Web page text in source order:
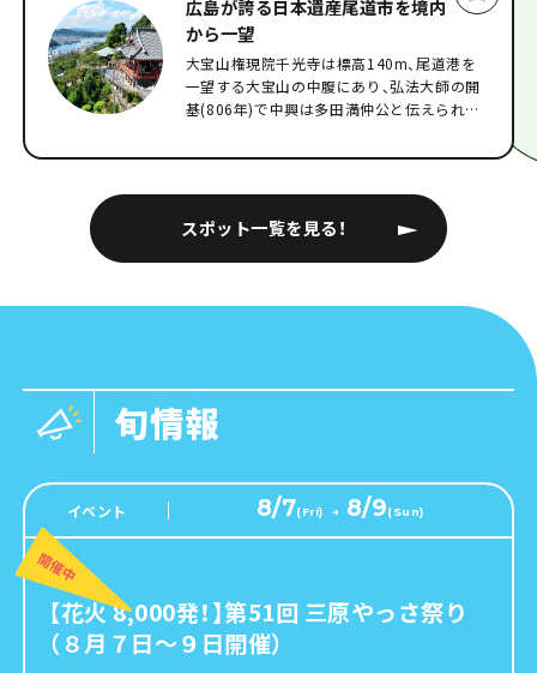
むことで、呉ならではの旅の楽しみが広がり
ます。歴史的な景観とともに現役の艦船を間
近に眺めることができる、この街ならではの
特別なクルーズ体験です。
※二段滝には、猿飛渡舟に乗らなければ行く
ことができません。 また、三段峡内には2つ
のセラピーロードがあります。 カヤックや
SUPなども人気で、大自然を満喫するアクテ
ィビティも充実しています。 三段峡遊歩道の
ください。 ＜通行可能区間最新情報＞
akiota.or.jp/news/tuukoudome-2/ ◆◆◆
渡舟運行状況◆◆◆ 峡谷内にある2つの渡船
は、天候や水量により運休になる場合があり
ますので、 事前にご確認の上、お出かけくだ
akiota.or.jp/news/sandankyo-close44/
広島が誇る日本遺産尾道市を境内
から一望
大宝山権現院千光寺は標高140m、尾道港を
一望する大宝山の中腹にあり、弘法大師の開
基(806年)で中興は多田満仲公と伝えられて
(1686年)は別名「赤堂」とも呼ばれ、林芙美子
と書いています。 「赤堂」や「玉の岩」、"残し
たい日本の音風景100選"に選定された「鐘
楼」は、お寺のシンボル的な存在です。
スポット一覧を見る！
旬情報
イベント 8/7(Fri) → 8/9(Sun)
【花火 8,000発！】第51回 三原やっさ祭り
（８月７日～９日開催）